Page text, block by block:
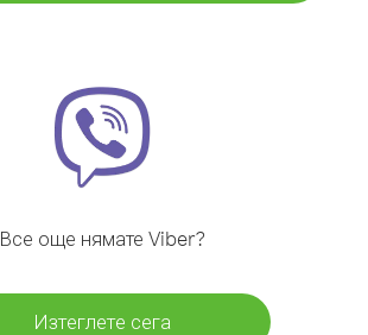
Все още нямате Viber?
Изтеглете сега